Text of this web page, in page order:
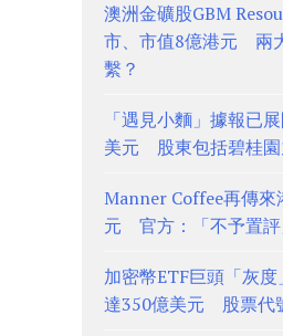
澳洲金礦股GBM
市、市值8億港元 兩
繫？
「遇見小麵」據報已
美元 股東包括碧桂
Manner Coffee再傳來
元 官方：「不予置評
加密幣ETF巨頭「灰
達350億美元 股票代